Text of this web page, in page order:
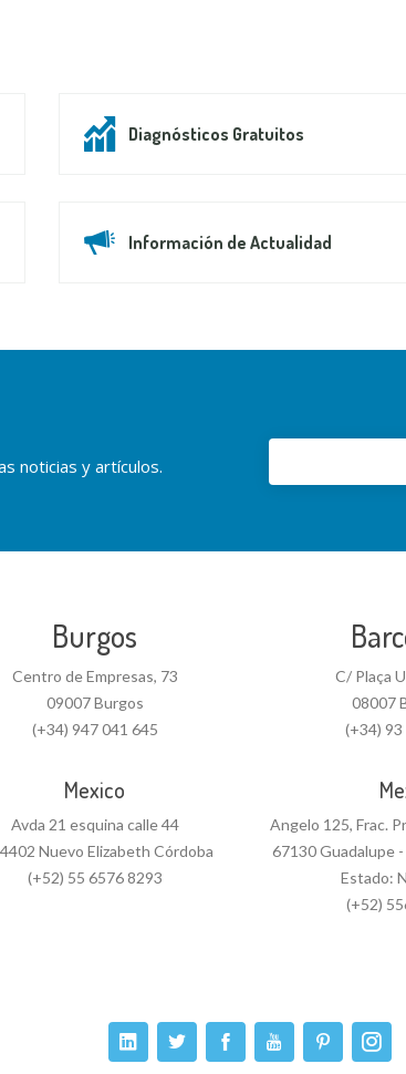
Diagnósticos Gratuitos
Información de Actualidad
noticias y artículos.
Burgos
Centro de Empresas, 73
09007 Burgos
(+34) 947 041 645
C/ Plaça
08007
(+34)
Mexico
Avda 21 esquina calle 44
Nuevo Elizabeth Córdoba
(+52) 55 6576 8293
Angelo 125, Frac.
67130 Guadalupe
Estado:
(+52)